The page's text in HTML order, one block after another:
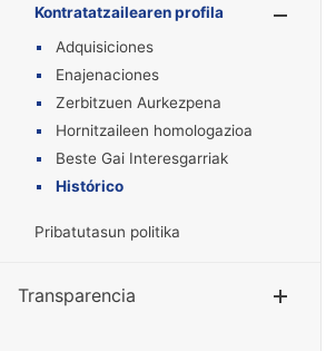
Kontratatzailearen profila
Adquisiciones
Enajenaciones
Zerbitzuen Aurkezpena
Hornitzaileen homologazioa
Beste Gai Interesgarriak
Histórico
Pribatutasun politika
Transparencia